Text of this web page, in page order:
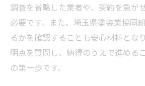
調査を省略した業者や、契約を急が
必要です。また、埼玉県塗装業協同
るかを確認することも安心材料とな
明点を質問し、納得のうえで進める
の第一歩です。